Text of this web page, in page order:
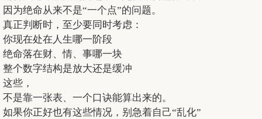
因为绝命从来不是“一个点”的问题。
真正判断时，至少要同时考虑：
你现在处在人生哪一阶段
绝命落在财、情、事哪一块
整个数字结构是放大还是缓冲
这些，
不是靠一张表、一个口诀能算出来的。
如果你正好也有这些情况，别急着自己“乱化”